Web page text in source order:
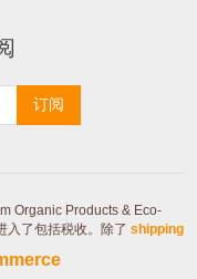
订阅
Organic Products & Eco-
入了包括税收。除了 shipping